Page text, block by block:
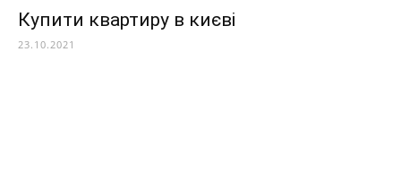
Купити квартиру в києві
23.10.2021